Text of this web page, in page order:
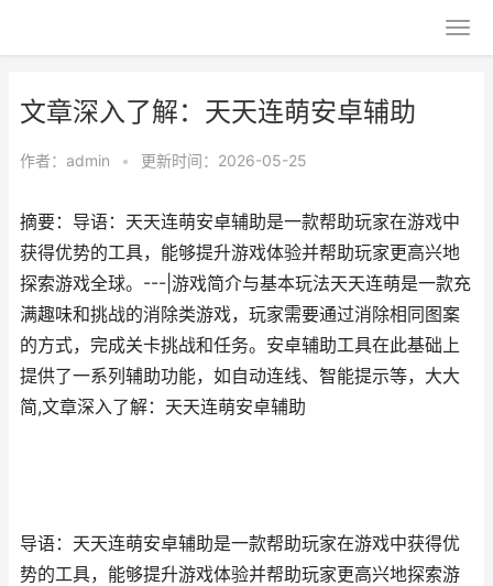
文章深入了解：天天连萌安卓辅助
作者： admin • 更新时间：2026-05-25
摘要：导语：天天连萌安卓辅助是一款帮助玩家在游戏中
获得优势的工具，能够提升游戏体验并帮助玩家更高兴地
探索游戏全球。---|游戏简介与基本玩法天天连萌是一款充
满趣味和挑战的消除类游戏，玩家需要通过消除相同图案
的方式，完成关卡挑战和任务。安卓辅助工具在此基础上
提供了一系列辅助功能，如自动连线、智能提示等，大大
简,文章深入了解：天天连萌安卓辅助
导语：天天连萌安卓辅助是一款帮助玩家在游戏中获得优
势的工具，能够提升游戏体验并帮助玩家更高兴地探索游